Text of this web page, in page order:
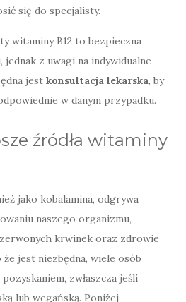
się do specjalisty.
witaminy B12 to bezpieczna
z uwagi na indywidualne
jest konsultacja lekarska, by
w danym przypadku.
źródła witaminy
jako kobalamina, odgrywa
naszego organizmu,
krwinek oraz zdrowie
jest niezbędna, wiele osób
zwłaszcza jeśli
lub wegańską. Poniżej